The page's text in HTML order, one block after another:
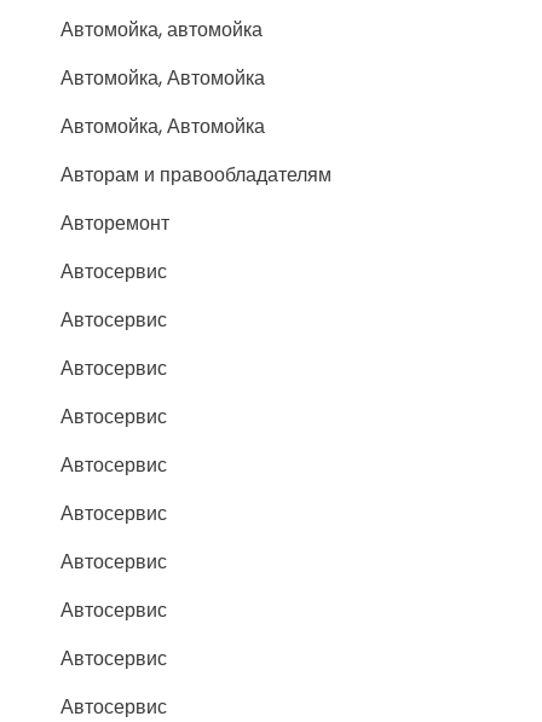
Автомойка, автомойка
Автомойка, Автомойка
Автомойка, Автомойка
Авторам и правообладателям
Авторемонт
Автосервис
Автосервис
Автосервис
Автосервис
Автосервис
Автосервис
Автосервис
Автосервис
Автосервис
Автосервис